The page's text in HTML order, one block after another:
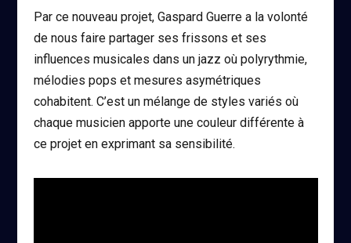
Par ce nouveau projet, Gaspard Guerre a la volonté
de nous faire partager ses frissons et ses
influences musicales dans un jazz où polyrythmie,
mélodies pops et mesures asymétriques
cohabitent. C’est un mélange de styles variés où
chaque musicien apporte une couleur différente à
ce projet en exprimant sa sensibilité.